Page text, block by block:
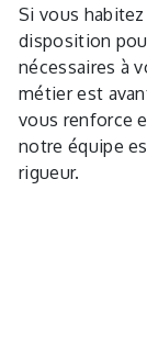
Si vous habitez
disposition
nécessaires à
métier est
vous renforce
notre équipe
rigueur.